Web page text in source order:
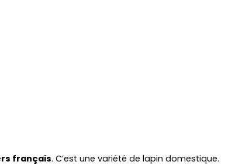
français. C’est une variété de lapin domestique.